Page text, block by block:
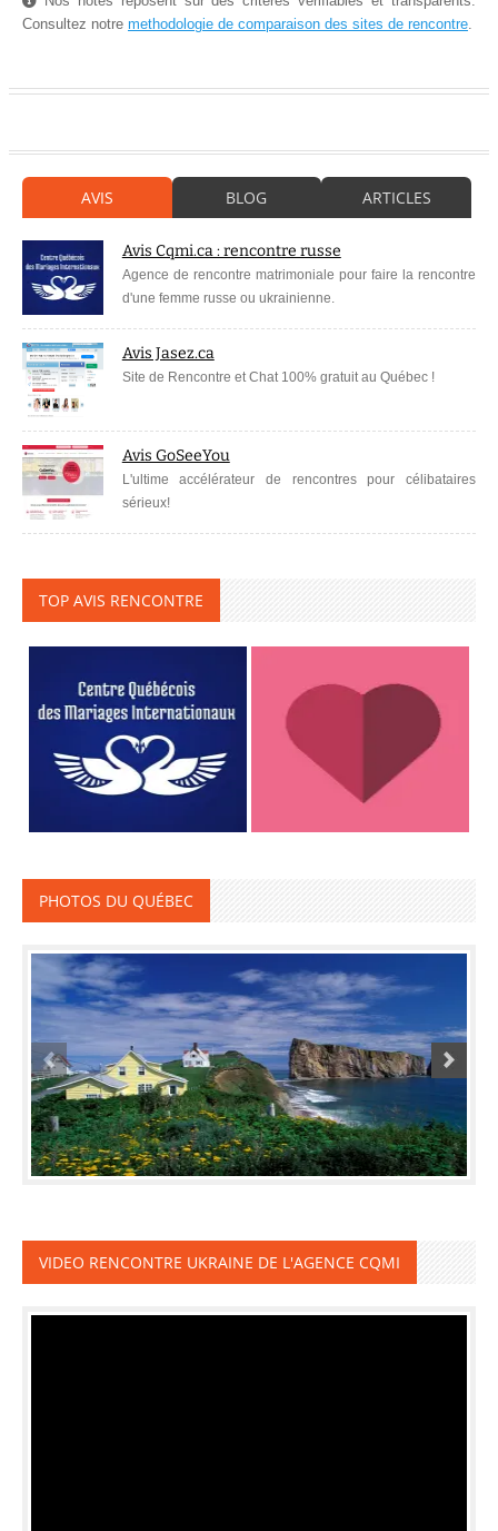
Consultez notre methodologie de comparaison des sites de rencontre.
AVIS BLOG ARTICLES
Avis Cqmi.ca : rencontre russe
Agence de rencontre matrimoniale pour faire la rencontre
d'une femme russe ou ukrainienne.
Avis Jasez.ca
Site de Rencontre et Chat 100% gratuit au Québec !
Avis GoSeeYou
L'ultime accélérateur de rencontres pour célibataires
sérieux!
TOP AVIS RENCONTRE
PHOTOS DU QUÉBEC
VIDEO RENCONTRE UKRAINE DE L'AGENCE CQMI